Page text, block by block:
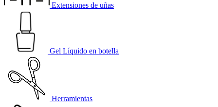
Extensiones de uñas
Gel Líquido en botella
Herramientas